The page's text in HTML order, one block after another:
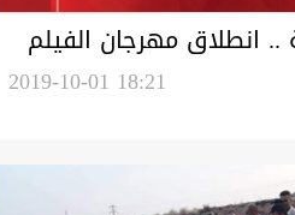
79 دولة .. انطلاق مهرجان الفيلم
2019-10-01 18:21